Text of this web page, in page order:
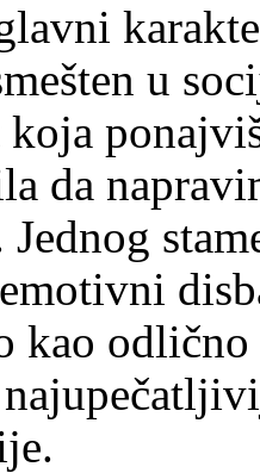
u
koja
da
Jednog
kao